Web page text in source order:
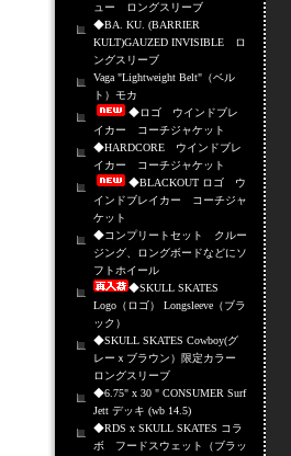
ュー ロングスリーブ
◆BA. KU. (BARRIER
KULT)GAUZED INVISIBLE ロ
ングスリーブ
Vaga "Lightweight Belt"（ベル
ト）モカ
◆ロゴ ウインドブレ
イカー コーチジャケット
◆HARDCORE ウインドブレ
イカー コーチジャケット
◆BLACKOUT ロゴ ウ
インドブレイカー コーチジャ
ケット
◆コンプリートセット クルー
ジング、ロングボードなどにソ
フトホイール
◆SKULL SKATES
Logo（ロゴ） Longsleeve（ブラ
ック）
◆SKULL SKATES Cowboy(グ
レーｘブラウン）限定カラー
ロングスリーブ
◆6.75" x 30 " CONSUMER Surf
Jett デッキ (wb 14.5)
◆RDS x SKULL SKATES コラ
ボ フードスウェット（ブラッ